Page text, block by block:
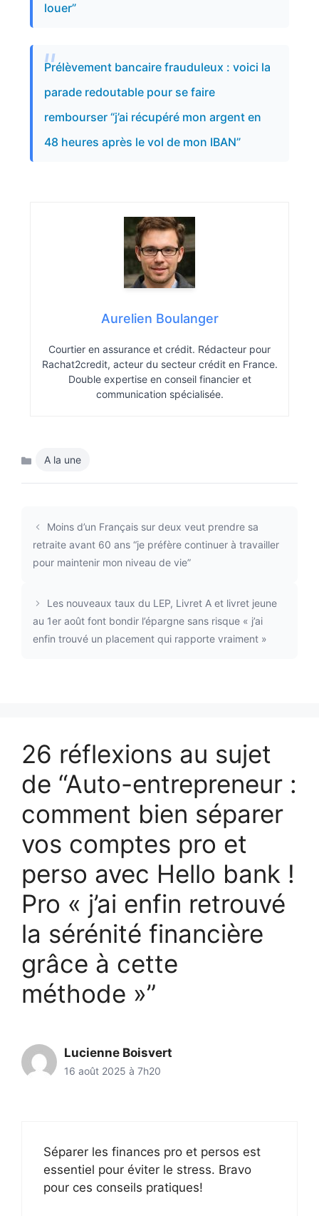
louer”
Prélèvement bancaire frauduleux : voici la
parade redoutable pour se faire
rembourser “j’ai récupéré mon argent en
48 heures après le vol de mon IBAN”
Aurelien Boulanger
Courtier en assurance et crédit. Rédacteur pour
Rachat2credit, acteur du secteur crédit en France.
Double expertise en conseil financier et
communication spécialisée.
Catégories
A la une
Moins d’un Français sur deux veut prendre sa
retraite avant 60 ans “je préfère continuer à travailler
pour maintenir mon niveau de vie”
Les nouveaux taux du LEP, Livret A et livret jeune
au 1er août font bondir l’épargne sans risque « j’ai
enfin trouvé un placement qui rapporte vraiment »
26 réflexions au sujet
de “Auto-entrepreneur :
comment bien séparer
vos comptes pro et
perso avec Hello bank !
Pro « j’ai enfin retrouvé
la sérénité financière
grâce à cette
méthode »”
Lucienne Boisvert
16 août 2025 à 7h20
Séparer les finances pro et persos est
essentiel pour éviter le stress. Bravo
pour ces conseils pratiques!